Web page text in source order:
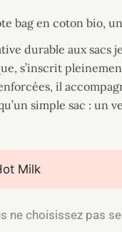
bag en coton bio,
durable aux sacs
s’inscrit
il
simple sac :
Milk
ne choisissez pas